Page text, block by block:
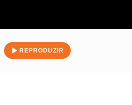
REPRODUZIR